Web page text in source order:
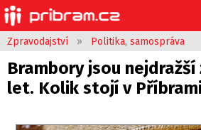
Zpravodajství » Politika, samospráva
Brambory jsou
let. Kolik stojí v